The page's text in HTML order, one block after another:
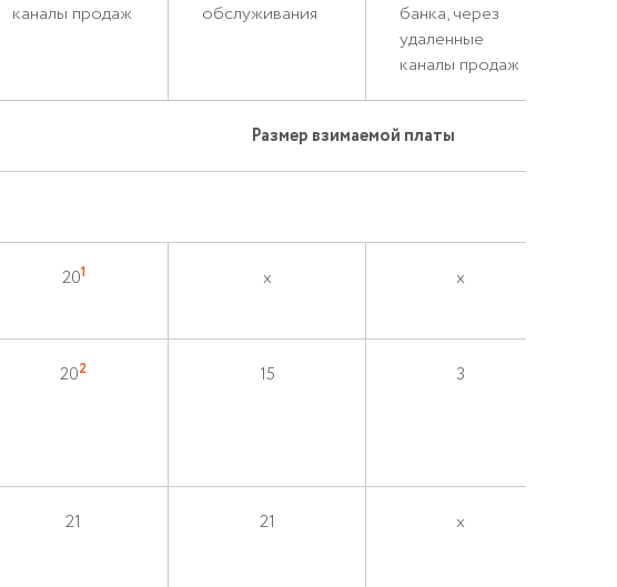
каналы продаж
обслуживания
банка, через
удаленные
каналы продаж
Размер взимаемой платы
201 x x
202 15 3
21 21 x